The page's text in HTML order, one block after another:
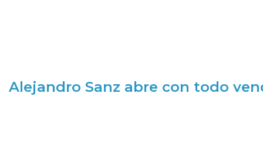
Alejandro Sanz abre con todo